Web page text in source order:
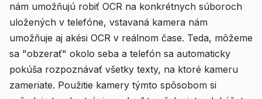
nám umožňujú robiť OCR na konkrétnych súboroch
uložených v telefóne, vstavaná kamera nám
umožňuje aj akési OCR v reálnom čase. Teda, môžeme
sa "obzerať" okolo seba a telefón sa automaticky
pokúša rozpoznávať všetky texty, na ktoré kameru
zameriate. Použitie kamery týmto spôsobom si